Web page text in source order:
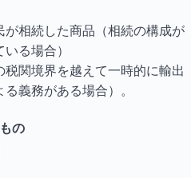
相続した商品（相続の構成が
る場合）
関境界を越えて一時的に輸出
義務がある場合）。
の